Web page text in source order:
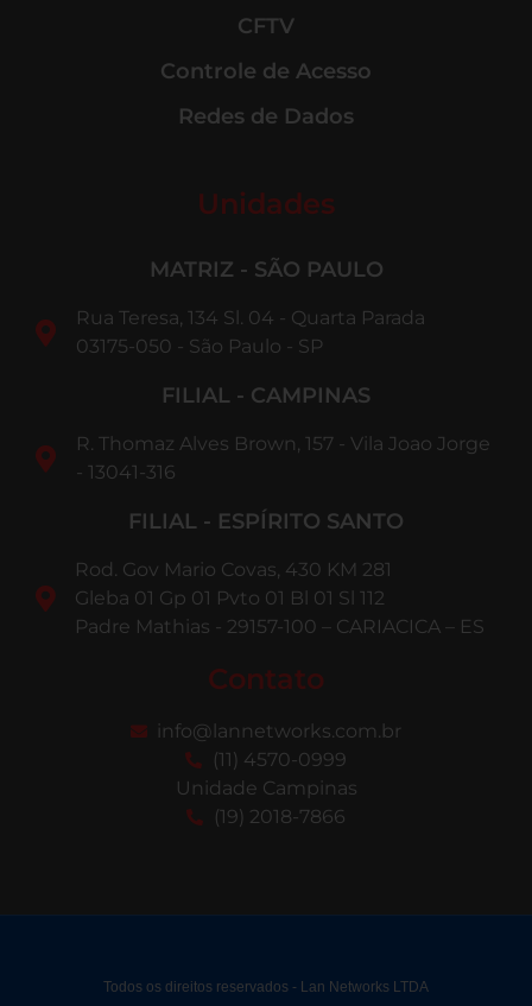
CFTV
Controle de Acesso
Redes de Dados
Unidades
MATRIZ - SÃO PAULO
Rua Teresa, 134 Sl. 04 - Quarta Parada
03175-050 - São Paulo - SP
FILIAL - CAMPINAS
R. Thomaz Alves Brown, 157 - Vila Joao Jorge
- 13041-316
FILIAL - ESPÍRITO SANTO
Rod. Gov Mario Covas, 430 KM 281
Gleba 01 Gp 01 Pvto 01 Bl 01 Sl 112
Padre Mathias - 29157-100 – CARIACICA – ES
Contato
info@lannetworks.com.br
(11) 4570-0999
Unidade Campinas
(19) 2018-7866
Todos os direitos reservados - Lan Networks LTDA